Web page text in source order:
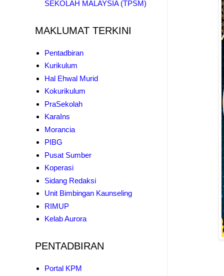
SEKOLAH MALAYSIA (TPSM)
MAKLUMAT TERKINI
Pentadbiran
Kurikulum
Hal Ehwal Murid
Kokurikulum
PraSekolah
KaraIns
Morancia
PIBG
Pusat Sumber
Koperasi
Sidang Redaksi
Unit Bimbingan Kaunseling
RIMUP
Kelab Aurora
PENTADBIRAN
Portal KPM